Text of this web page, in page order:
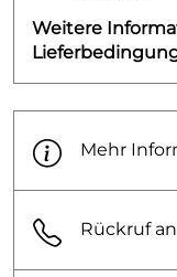
Weitere
Mehr
Rückruf